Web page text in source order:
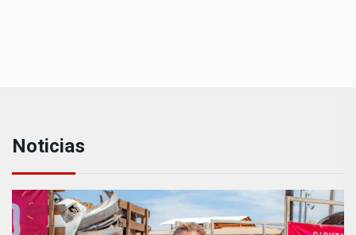
Noticias